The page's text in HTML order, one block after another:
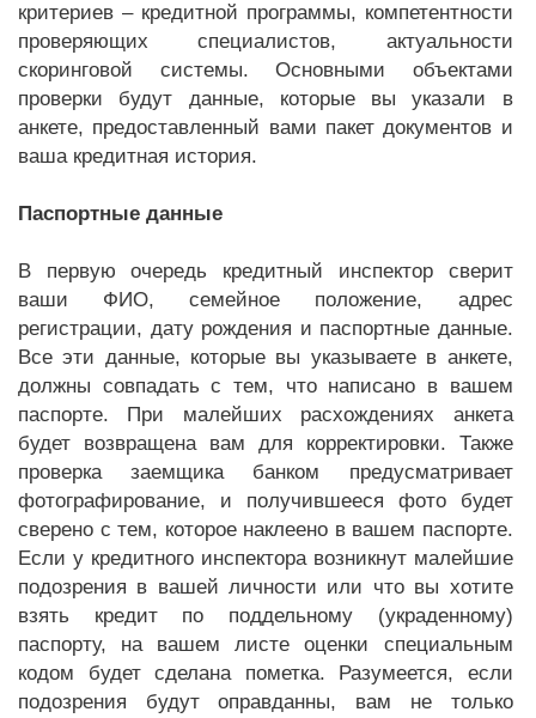
критериев – кредитной программы, компетентности
проверяющих специалистов, актуальности
скоринговой системы. Основными объектами
проверки будут данные, которые вы указали в
анкете, предоставленный вами пакет документов и
ваша кредитная история.
Паспортные данные
В первую очередь кредитный инспектор сверит
ваши ФИО, семейное положение, адрес
регистрации, дату рождения и паспортные данные.
Все эти данные, которые вы указываете в анкете,
должны совпадать с тем, что написано в вашем
паспорте. При малейших расхождениях анкета
будет возвращена вам для корректировки. Также
проверка заемщика банком предусматривает
фотографирование, и получившееся фото будет
сверено с тем, которое наклеено в вашем паспорте.
Если у кредитного инспектора возникнут малейшие
подозрения в вашей личности или что вы хотите
взять кредит по поддельному (украденному)
паспорту, на вашем листе оценки специальным
кодом будет сделана пометка. Разумеется, если
подозрения будут оправданны, вам не только